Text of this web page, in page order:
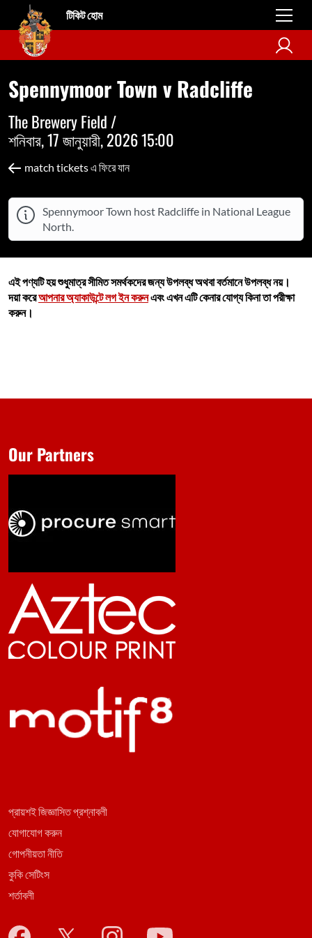
টিকিট হোম
Spennymoor Town v Radcliffe
The Brewery Field /
শনিবার, 17 জানুয়ারী, 2026 15:00
match tickets এ ফিরে যান
Spennymoor Town host Radcliffe in National League
North.
এই পণ্যটি হয় শুধুমাত্র সীমিত সমর্থকদের জন্য উপলব্ধ অথবা বর্তমানে উপলব্ধ নয়।
দয়া করেআপনার অ্যাকাউন্টে লগ ইন করুনএবং এখন এটি কেনার যোগ্য কিনা তা পরীক্ষা
করুন।
প্রায়শই জিজ্ঞাসিত প্রশ্নাবলী
যোগাযোগ করুন
গোপনীয়তা নীতি
কুকি সেটিংস
শর্তাবলী
Our Partners